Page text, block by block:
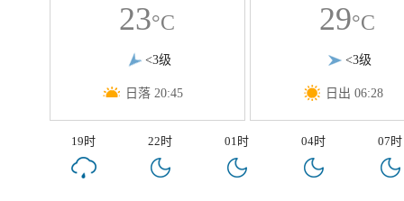
23°C
<3级
日落 20:45
29°C
<3级
日出 06:28
19时 22时 01时 04时 07时